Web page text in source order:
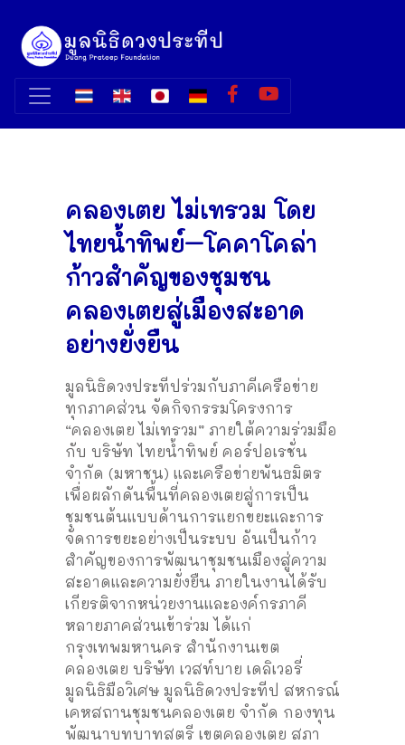
คลองเตย ไม่เทรวม โดย
ไทยน้ำทิพย์–โคคาโคล่า
ก้าวสำคัญของชุมชน
คลองเตยสู่เมืองสะอาด
อย่างยั่งยืน
มูลนิธิดวงประทีปร่วมกับภาคีเครือข่าย
ทุกภาคส่วน จัดกิจกรรมโครงการ
“คลองเตย ไม่เทรวม” ภายใต้ความร่วมมือ
กับ บริษัท ไทยน้ำทิพย์ คอร์ปอเรชั่น
จำกัด (มหาชน) และเครือข่ายพันธมิตร
เพื่อผลักดันพื้นที่คลองเตยสู่การเป็น
ชุมชนต้นแบบด้านการแยกขยะและการ
จัดการขยะอย่างเป็นระบบ อันเป็นก้าว
สำคัญของการพัฒนาชุมชนเมืองสู่ความ
สะอาดและความยั่งยืน ภายในงานได้รับ
เกียรติจากหน่วยงานและองค์กรภาคี
หลายภาคส่วนเข้าร่วม ได้แก่
กรุงเทพมหานคร สำนักงานเขต
คลองเตย บริษัท เวสท์บาย เดลิเวอรี่
มูลนิธิมือวิเศษ มูลนิธิดวงประทีป สหกรณ์
เคหสถานชุมชนคลองเตย จำกัด กองทุน
พัฒนาบทบาทสตรี เขตคลองเตย สภา